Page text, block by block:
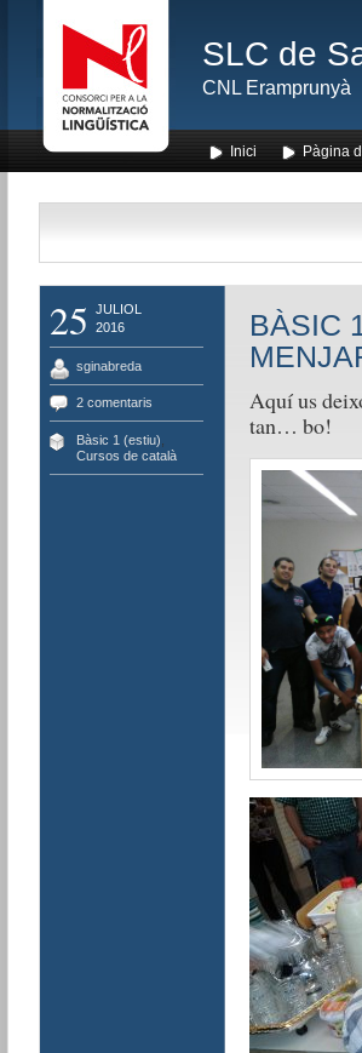
SLC de
CNL Eramprunyà
Inici Pàgina
25
JULIOL
2016
sginabreda
2 comentaris
Bàsic 1 (estiu)
Cursos de català
BÀSIC
Aquí us
tan… bo!